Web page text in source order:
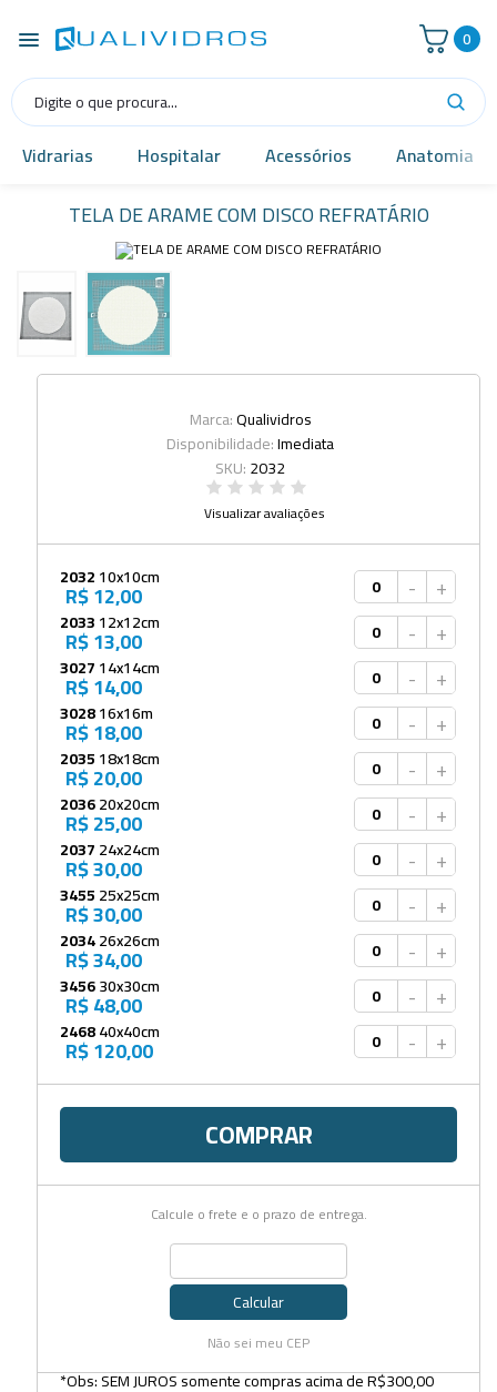
0
Vidrarias Hospitalar Acessórios Anatomia
TELA DE ARAME COM DISCO REFRATÁRIO
Marca:Qualividros
Disponibilidade:Imediata
SKU:2032
Visualizar avaliações
203210x10cm
R$ 12,00 - +
203312x12cm
R$ 13,00 - +
302714x14cm
R$ 14,00 - +
302816x16m
R$ 18,00 - +
203518x18cm
R$ 20,00 - +
203620x20cm
R$ 25,00 - +
203724x24cm
R$ 30,00 - +
345525x25cm
R$ 30,00 - +
203426x26cm
R$ 34,00 - +
345630x30cm
R$ 48,00 - +
246840x40cm
R$ 120,00 - +
COMPRAR
Calcule o frete e o prazo de entrega.
Calcular
Não sei meu CEP
*Obs: SEM JUROS somente compras acima de R$300,00